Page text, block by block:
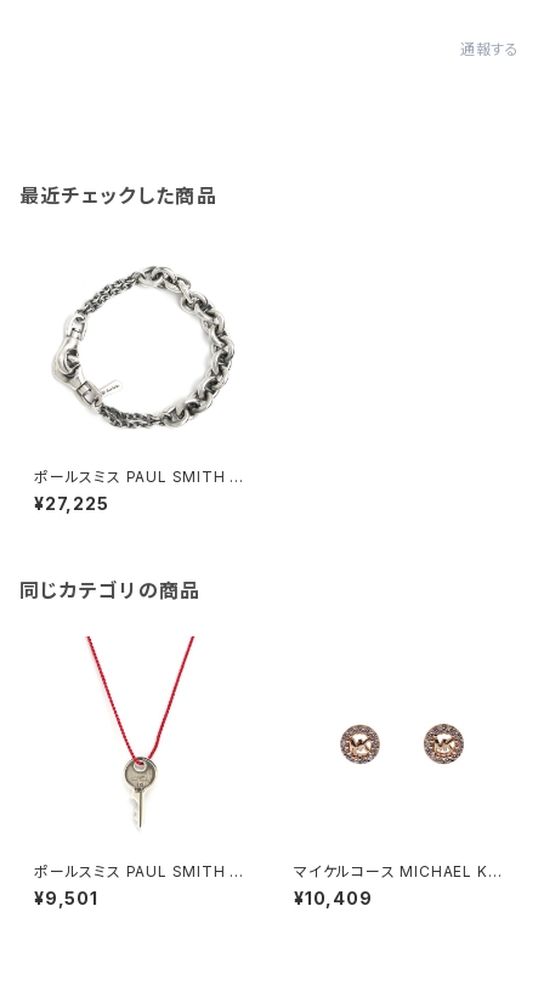
通報する
最近チェックした商品
ポールスミス PAUL SMITH チ
ェーンブレスレット M1A-BRAC
-JJOINT-82 メンズ 82 シルバ
¥27,225
同じカテゴリの商品
ポールスミス PAUL SMITH ネ
ックレス M1A-NECK-JKEY-8
2 メンズ レディース 鍵モチーフ
¥9,501
マイケルコース MICHAEL KO
RS ピアス レディース MKC103
3AN791 MKロゴ ローズゴール
¥10,409